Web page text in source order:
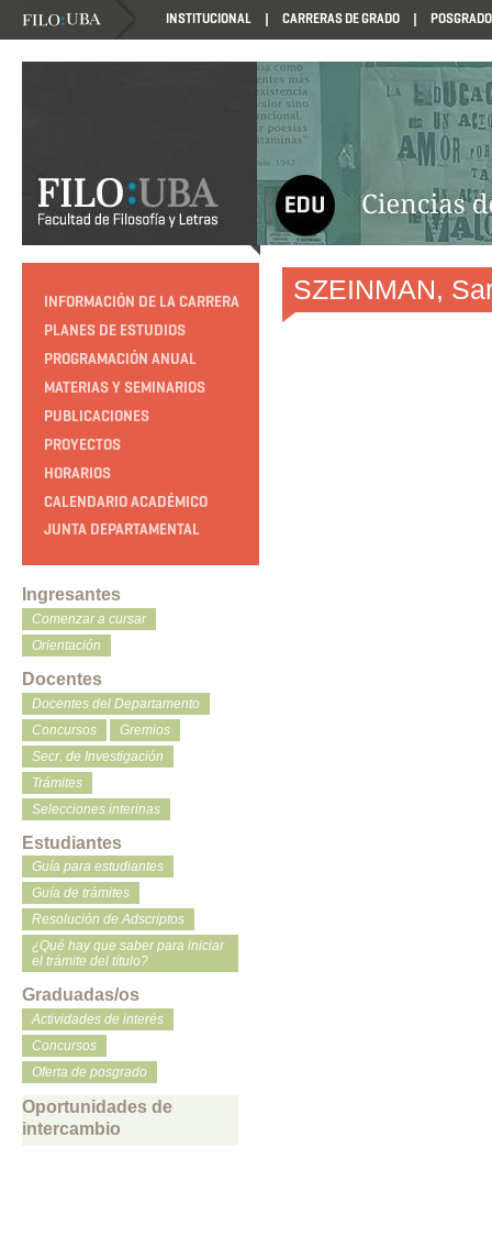
INSTITUCIONAL CARRERAS DE GRADO POSGRADO
HTTP://EDUCACION.FILO.UBA.AR/PROGRAMACION1985
INFORMACIÓN DE LA CARRERA
PLANES DE ESTUDIOS
PROGRAMACIÓN ANUAL
MATERIAS Y SEMINARIOS
PUBLICACIONES
PROYECTOS
HORARIOS
CALENDARIO ACADÉMICO
JUNTA DEPARTAMENTAL
Ingresantes
Comenzar a cursar
Orientación
Docentes
Docentes del Departamento
Concursos
Gremios
Secr. de Investigación
Trámites
Selecciones interinas
Estudiantes
Guía para estudiantes
Guía de trámites
Resolución de Adscriptos
¿Qué hay que saber para iniciar
el trámite del título?
Graduadas/os
Actividades de interés
Concursos
Oferta de posgrado
Oportunidades de
intercambio
SZEINMAN,